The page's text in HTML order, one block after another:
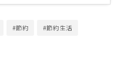
#節約 #節約生活